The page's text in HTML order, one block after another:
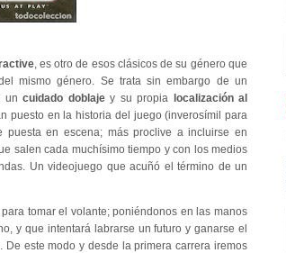
, es otro de esos clásicos de su género que
mismo género. Se trata sin embargo de un
uncuidado doblajey su propia localización al
puesto en la historia del juego (inverosímil para
en escena; más proclive a incluirse en
salen cada muchísimo tiempo y con los medios
Un videojuego que acuñó el término de un
tomar el volante; poniéndonos en las manos
y que intentará labrarse un futuro y ganarse el
este modo y desde la primera carrera iremos